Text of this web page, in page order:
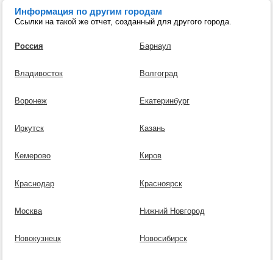
Информация по другим городам
Ссылки на такой же отчет, созданный для другого города.
Россия Барнаул
Владивосток Волгоград
Воронеж Екатеринбург
Иркутск Казань
Кемерово Киров
Краснодар Красноярск
Москва Нижний Новгород
Новокузнецк Новосибирск